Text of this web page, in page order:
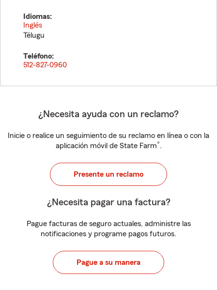
Idiomas:
Inglés
Télugu
Teléfono:
512-827-0960
¿Necesita ayuda con un reclamo?
Inicie o realice un seguimiento de su reclamo en línea o con la
aplicación móvil de State Farm®.
Presente un reclamo
¿Necesita pagar una factura?
Pague facturas de seguro actuales, administre las
notificaciones y programe pagos futuros.
Pague a su manera